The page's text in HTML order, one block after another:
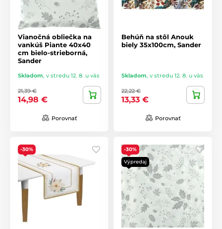
Vianočná obliečka na
vankúš Piante 40x40
cm bielo-strieborná,
Sander
Skladom, v stredu 12. 8. u vás
21,39 €
14,98 €
Porovnať
Behúň na stôl Anouk
biely 35x100cm, Sander
Skladom, v stredu 12. 8. u vás
22,22 €
13,33 €
Porovnať
-30%
-30%
Výpredaj